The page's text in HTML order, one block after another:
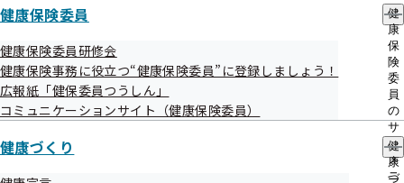
健康保険委員
健
康
保
険
委
員
の
サ
ブ
メ
ニ
健康保険委員研修会
健康保険事務に役立つ“健康保険委員”に登録しましょう！
広報紙「健保委員つうしん」
コミュニケーションサイト（健康保険委員）
健康づくり
健
康
づ
年度（4月～翌3月）に1回限り、約20,000円相当の一般健診
健診後は、特定保健指導（無料）を実施しておりますので、
対象となった場合はぜひご利用ください。
令和7年度から令和8年度への変更点